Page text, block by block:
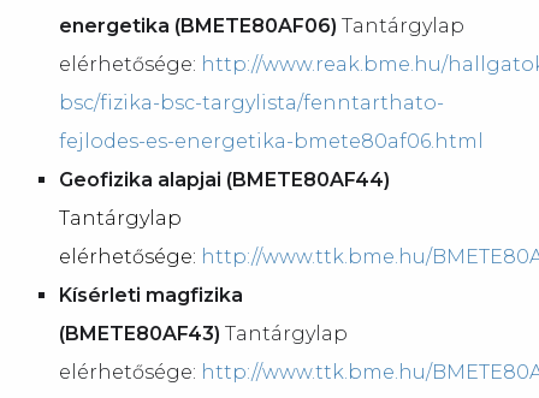
energetika (BMETE80AF06) Tantárgylap
elérhetősége: http://www.reak.bme.hu/
bsc/fizika-bsc-targylista/fenntarthato-
fejlodes-es-energetika-bmete80af06.html
Geofizika alapjai (BMETE80AF44)
Tantárgylap
elérhetősége: http://www.ttk.bme.hu/
Kísérleti magfizika
(BMETE80AF43) Tantárgylap
elérhetősége: http://www.ttk.bme.hu/